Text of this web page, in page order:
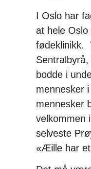
I Oslo har
at hele Oslo
fødeklinikk.
bodde i
mennesker
mennesker
velkommen
selveste
«Æille har